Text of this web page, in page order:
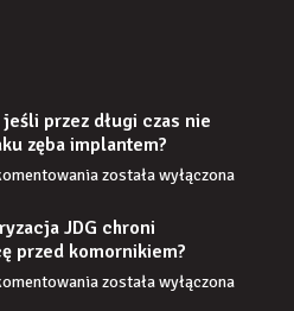
zamontowaniu?
przez długi czas nie
zęba implantem?
Co
stanie,
jeśli
przez
została wyłączona
JDG chroni
przed komornikiem?
Czy
została wyłączona